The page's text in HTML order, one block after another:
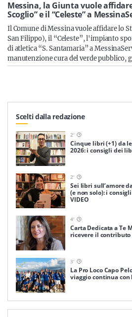
Servizi
nostra newsletter
Iscriviti
Messina, la Giunta vuole
Scoglio” e il “Celeste” a
Il Comune di Messina vuole affidare lo
San Filippo), il “Celeste”, l'impianto
di atletica “S. Santamaria” a
manutenzione cura del verde pubblico,
Scelti dalla redazione
2'
Cinque libri (+1) da
2026: i consigli dei
2'
Sei libri sull’amore
(e non solo): i
VIDEO
4'
Carta Dedicata a Te
ricevere il
3'
La Pro Loco Capo
viaggio continua